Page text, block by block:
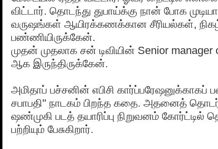
விட்டார். தொடந்து துபாய்க்கு நான் போக
வருஷங்கள் ஆயிரக்கணக்கான சீரியல்கள்,
பண்ணியிருக்கேன்.
முதன் முதலாக சன் டிவியின் Senior manager
ஆக இருந்திருக்கேன்.
அமிதாப் பச்சனின் எபிசி கார்ப்பரேஷனுக்காகப்
சபாபதி" நாடகம் பிறந்த கதை. அதனைத்
ஷண்முகி படத் தயாரிப்பு நிறுவனம் கோர்ட்டில்
பற்றியும் பேசுகிறார்.